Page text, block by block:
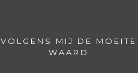
VOLGENS MIJ DE MOEITE
WAARD